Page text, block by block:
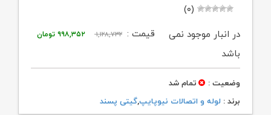
(۰)
قیمت : ۱,۱۲۸,۷۳۲
قیمت
۱,۱۲۸,۷۳۲ تومان
۹۹۸,۳۵۲ تومان
۹۹۸,۳۵۲
در انبار موجود نمی
باشد
وضعیت :
تمام شد
برند : لوله و اتصالات نیوپایپ,گیتی پسند